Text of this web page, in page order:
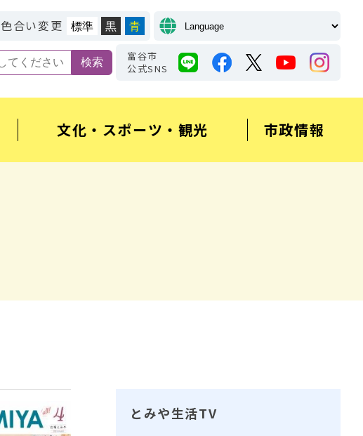
色合い変更 標準 黒 青
富谷市
公式SNS
文化・スポーツ・観光 市政情報
とみや生活TV